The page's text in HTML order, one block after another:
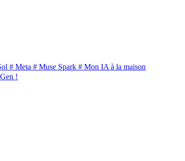
# Meta # Muse Spark # Mon IA à la maison
!